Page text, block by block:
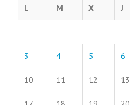
L M X J
3 4 5 6
10 11 12 13